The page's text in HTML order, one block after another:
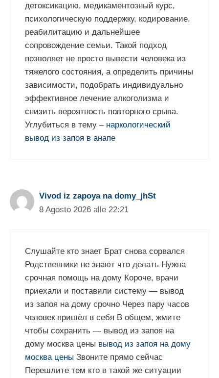
детоксикацию, медикаментозный курс,
психологическую поддержку, кодирование,
реабилитацию и дальнейшее
сопровождение семьи. Такой подход
позволяет не просто вывести человека из
тяжелого состояния, а определить причины
зависимости, подобрать индивидуально
эффективное лечение алкоголизма и
снизить вероятность повторного срыва.
Углубиться в тему – наркологический
вывод из запоя в анапе
Vivod iz zapoya na domy_jhSt
8 Agosto 2026 alle 22:21
Слушайте кто знает Брат снова сорвался
Родственники не знают что делать Нужна
срочная помощь на дому Короче, врачи
приехали и поставили систему — вывод
из запоя на дому срочно Через пару часов
человек пришёл в себя В общем, жмите
чтобы сохранить — вывод из запоя на
дому москва цены вывод из запоя на дому
москва цены Звоните прямо сейчас
Перешлите тем кто в такой же ситуации